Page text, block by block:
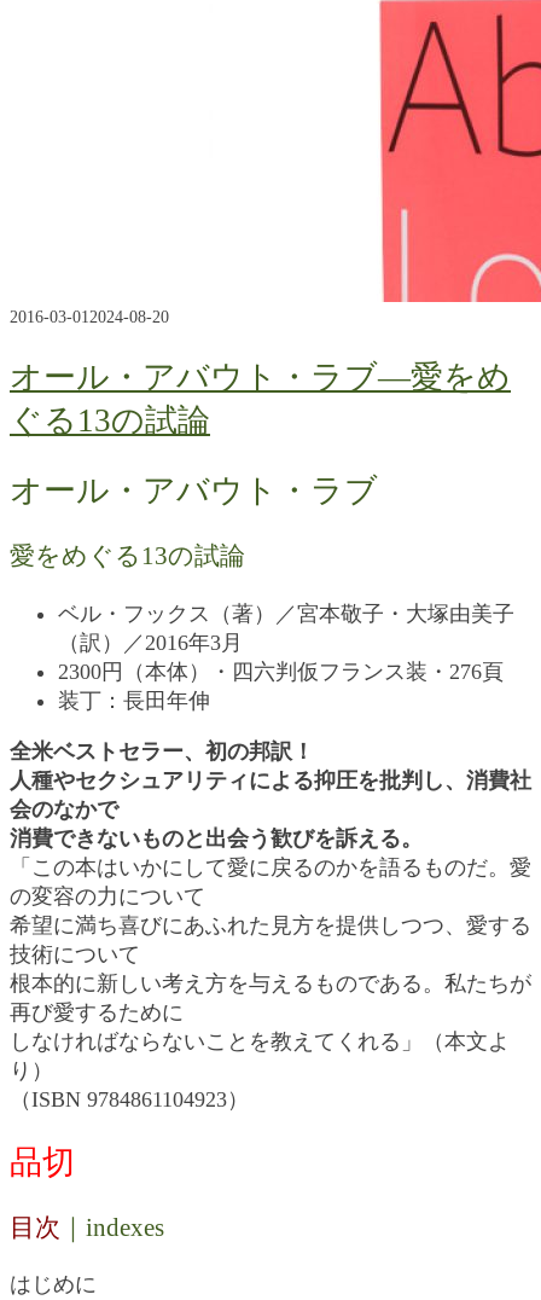
2016-03-012024-08-20
オール・アバウト・ラブ―愛をめ
ぐる13の試論
オール・アバウト・ラブ
愛をめぐる13の試論
ベル・フックス（著）／宮本敬子・大塚由美子
（訳）／2016年3月
2300円（本体）・四六判仮フランス装・276頁
装丁：長田年伸
全米ベストセラー、初の邦訳！
人種やセクシュアリティによる抑圧を批判し、消費社
会のなかで
消費できないものと出会う歓びを訴える。
「この本はいかにして愛に戻るのかを語るものだ。愛
の変容の力について
希望に満ち喜びにあふれた見方を提供しつつ、愛する
技術について
根本的に新しい考え方を与えるものである。私たちが
再び愛するために
しなければならないことを教えてくれる」（本文よ
り）
（ISBN 9784861104923）
品切
目次 ｜indexes
はじめに